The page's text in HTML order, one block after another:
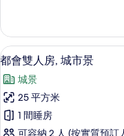
房
的
相
片
式
套
房
詳
情
載
入
所
有
都
11
都會雙人房, 城市景
城景
25 平方米
1 間睡房
可容納 2 人 (按實質預訂